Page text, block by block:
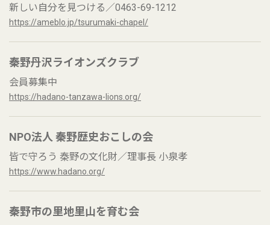
新しい自分を見つける／0463-69-1212
https://ameblo.jp/tsurumaki-chapel/
秦野丹沢ライオンズクラブ
会員募集中
https://hadano-tanzawa-lions.org/
NPO法人 秦野歴史おこしの会
皆で守ろう 秦野の文化財／理事長 小泉孝
https://www.hadano.org/
秦野市の里地里山を育む会